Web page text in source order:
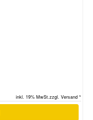
inkl. 19% MwSt.zzgl. Versand *